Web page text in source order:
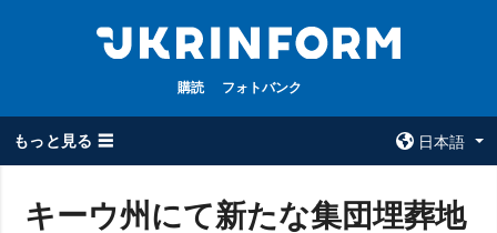
購読 フォトバンク
もっと見る ☰
日本語
キーウ州にて新たな集団埋葬地